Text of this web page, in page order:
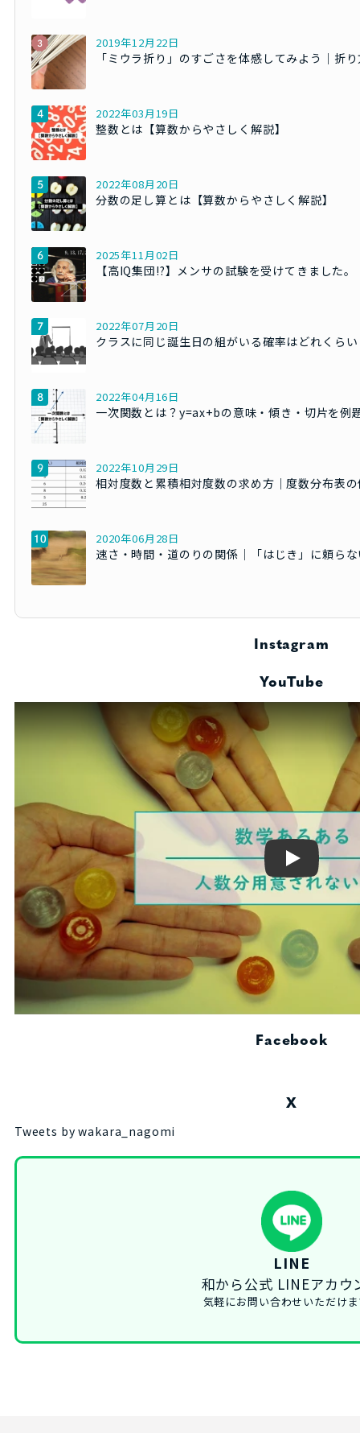
2019年12月22日
「ミウラ折り」のすごさを体感してみよう｜折
2022年03月19日
整数とは【算数からやさしく解説】
2022年08月20日
分数の足し算とは【算数からやさしく解説】
2025年11月02日
【高IQ集団!?】メンサの試験を受けてきました。
2022年07月20日
クラスに同じ誕生日の組がいる確率はどれくら
2022年04月16日
一次関数とは？y=ax+bの意味・傾き・切片を例
2022年10月29日
相対度数と累積相対度数の求め方｜度数分布表
2020年06月28日
速さ・時間・道のりの関係｜「はじき」に頼ら
Instagram
YouTube
Play
Facebook
X
Tweets by wakara_nagomi
LINE
和から公式 LINEアカウ
気軽にお問い合わせいただけ